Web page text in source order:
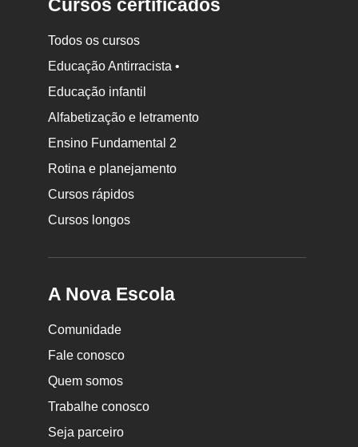
Cursos certificados
Todos os cursos
Educação Antirracista •
Educação infantil
Alfabetização e letramento
Ensino Fundamental 2
Rotina e planejamento
Cursos rápidos
Cursos longos
A Nova Escola
Comunidade
Fale conosco
Quem somos
Trabalhe conosco
Seja parceiro